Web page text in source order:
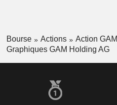
Bourse Actions
Action GAM
Graphiques GAM Holding AG